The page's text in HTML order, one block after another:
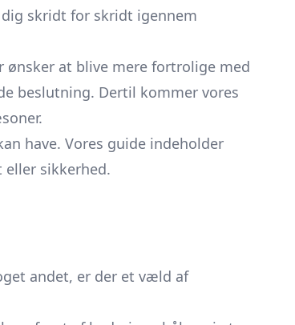
skridt for skridt igennem
ønsker at blive mere fortrolige med
beslutning. Dertil kommer vores
have. Vores guide indeholder
sikkerhed.
andet, er der et væld af